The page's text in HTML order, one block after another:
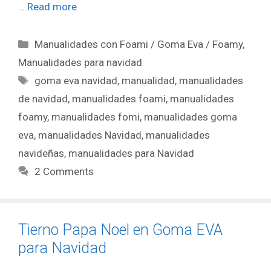
… Read more
Manualidades con Foami / Goma Eva / Foamy,
Manualidades para navidad
goma eva navidad, manualidad, manualidades
de navidad, manualidades foami, manualidades
foamy, manualidades fomi, manualidades goma
eva, manualidades Navidad, manualidades
navideñas, manualidades para Navidad
2 Comments
Tierno Papa Noel en Goma EVA
para Navidad